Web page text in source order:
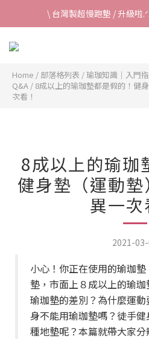
\ 台灣製超慢跑墊 / 升級啦
✈ 港澳免運｜滿
\ 台灣製超慢跑墊 / 升級啦
Home / 部落格列表 /瑜珈知識｜入門
Q&A / 8成以上的瑜珈墊都是假的！健
次看！
8成以上的瑜珈
健身墊（運動
異一次
2021-
小心！你正在使用的瑜珈
墊，市面上８成以上的瑜
瑜珈墊的差別？為什麼運
身不能用瑜珈墊嗎？徒手
種地墊呢？本篇就帶大家